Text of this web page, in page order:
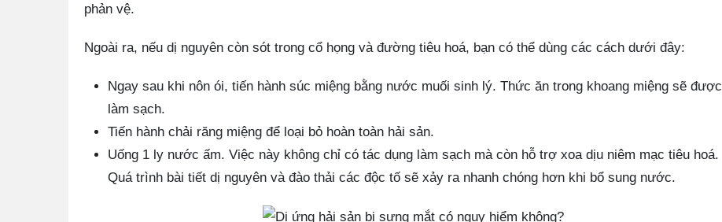
phản vệ.
Ngoài ra, nếu dị nguyên còn sót trong cổ họng và đường tiêu hoá, bạn có thể dùng các cách dưới đây:
Ngay sau khi nôn ói, tiến hành súc miệng bằng nước muối sinh lý. Thức ăn trong khoang miệng sẽ được
làm sạch.
Tiến hành chải răng miệng để loại bỏ hoàn toàn hải sản.
Uống 1 ly nước ấm. Việc này không chỉ có tác dụng làm sạch mà còn hỗ trợ xoa dịu niêm mạc tiêu hoá.
Quá trình bài tiết dị nguyên và đào thải các độc tố sẽ xảy ra nhanh chóng hơn khi bổ sung nước.